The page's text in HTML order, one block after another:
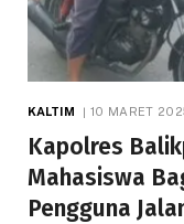
KALTIM 10 MARET
Kapolres
Mahasiswa
Pengguna